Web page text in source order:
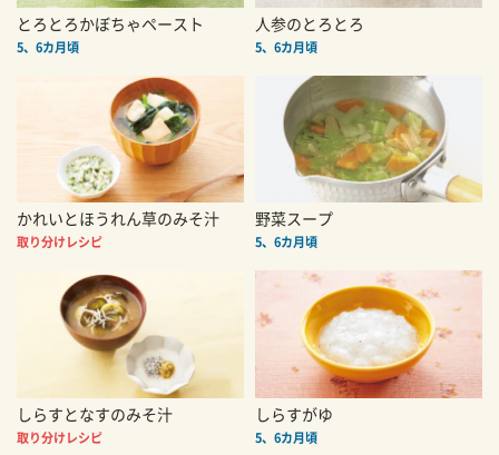
とろとろかぼちゃペースト
5、6カ月頃
人参のとろとろ
5、6カ月頃
かれいとほうれん草のみそ汁
取り分けレシピ
野菜スープ
5、6カ月頃
しらすとなすのみそ汁
取り分けレシピ
しらすがゆ
5、6カ月頃